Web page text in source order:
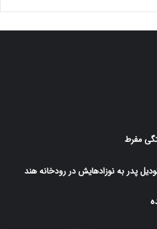
مفرط
پدر به نوزادهایش در رودخانه هند